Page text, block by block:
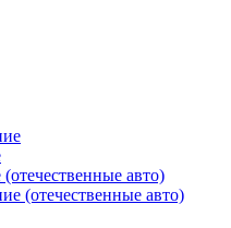
авто)
(отечественные авто)